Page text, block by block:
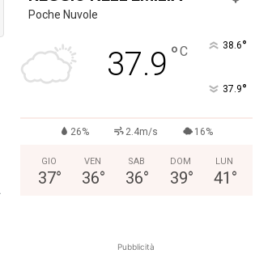
Poche Nuvole
37.9 °C 38.6°
37.9°
26% 2.4m/s 16%
GIO
37°
VEN
36°
SAB
36°
DOM
39°
LUN
41 °
Pubblicità